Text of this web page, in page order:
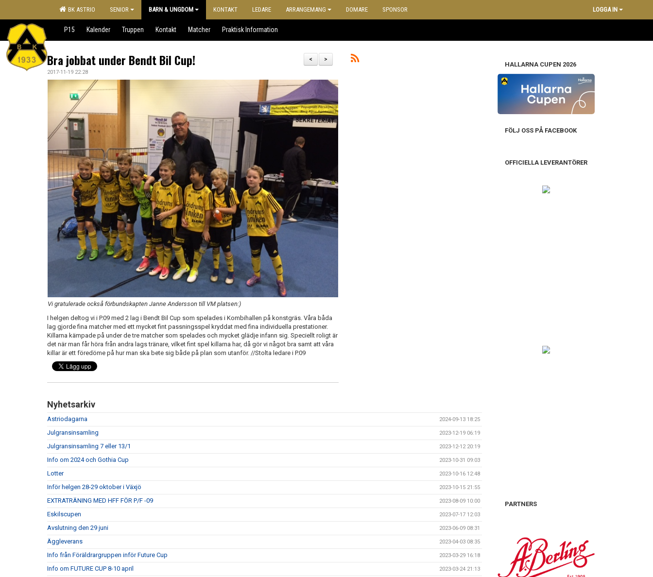
BK ASTRIO SENIOR BARN & UNGDOM KONTAKT LEDARE ARRANGEMANG DOMARE SPONSOR LOGGA IN
P15 Kalender Truppen Kontakt Matcher Praktisk Information
>
<
Bra jobbat under Bendt Bil Cup!
2017-11-19 22:28
Vi gratulerade också förbundskapten Janne Andersson till VM platsen:)
I helgen deltog vi i P.09 med 2 lag i Bendt Bil Cup som spelades i Kombihallen på konstgräs. Våra båda
lag gjorde fina matcher med ett mycket fint passningsspel kryddat med fina individuella prestationer.
Killarna kämpade på under de tre matcher som spelades och mycket glädje infann sig. Speciellt roligt är
det när man får höra från andra lags tränare, vilket fint spel killarna har, då gör vi något bra samt att våra
killar är ett föredöme på hur man ska bete sig både på plan som utanför. //Stolta ledare i P.09
Nyhetsarkiv
Astriodagarna 2024-09-13 18:25
Julgransinsamling 2023-12-19 06:19
Julgransinsamling 7 eller 13/1 2023-12-12 20:19
Info om 2024 och Gothia Cup 2023-10-31 09:03
Lotter 2023-10-16 12:48
Inför helgen 28-29 oktober i Växjö 2023-10-15 21:55
EXTRATRÄNING MED HFF FÖR P/F -09 2023-08-09 10:00
Eskilscupen 2023-07-17 12:03
Avslutning den 29 juni 2023-06-09 08:31
Äggleverans 2023-04-03 08:35
Info från Föräldrargruppen inför Future Cup 2023-03-29 16:18
Info om FUTURE CUP 8-10 april 2023-03-24 21:13
HALLARNA CUPEN 2026
FÖLJ OSS PÅ FACEBOOK
OFFICIELLA LEVERANTÖRER
PARTNERS